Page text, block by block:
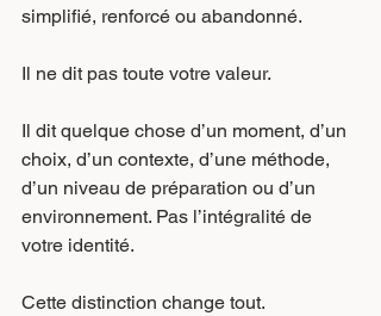
simplifié, renforcé ou abandonné.
Il ne dit pas toute votre valeur.
Il dit quelque chose d’un moment, d’un
choix, d’un contexte, d’une méthode,
d’un niveau de préparation ou d’un
environnement. Pas l’intégralité de
votre identité.
Cette distinction change tout.